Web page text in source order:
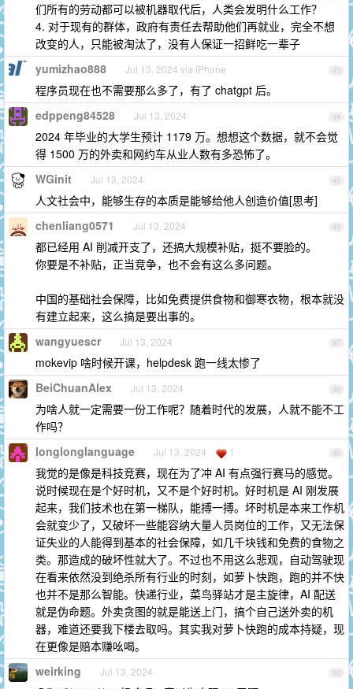
们所有的劳动都可以被机器取代后，人类会发明什么工作？
4. 对于现有的群体，政府有责任去帮助他们再就业，完全不想
改变的人，只能被淘汰了，没有人保证一招鲜吃一辈子
43
yumizhao888 Jul 13, 2024 via iPhone
程序员现在也不需要那么多了，有了 chatgpt 后。
44
edppeng84528 Jul 13, 2024
2024 年毕业的大学生预计 1179 万。想想这个数据，就不会觉
得 1500 万的外卖和网约车从业人数有多恐怖了。
45
WGinit Jul 13, 2024
人文社会中，能够生存的本质是能够给他人创造价值[思考]
46
chenliang0571 Jul 13, 2024
都已经用 AI 削减开支了，还搞大规模补贴，挺不要脸的。
你要是不补贴，正当竞争，也不会有这么多问题。
中国的基础社会保障，比如免费提供食物和御寒衣物，根本就没
有建立起来，这么搞是要出事的。
47
wangyuescr Jul 13, 2024
mokevip 啥时候开课，helpdesk 跑一线太惨了
48
BeiChuanAlex Jul 13, 2024
为啥人就一定需要一份工作呢？随着时代的发展，人就不能不工
作吗？
49
longlonglanguage Jul 13, 2024 1
我觉的是像是科技竞赛，现在为了冲 AI 有点强行赛马的感觉。
说时候现在是个好时机，又不是个好时机。好时机是 AI 刚发展
起来，我们技术也在第一梯队，能搏一搏。坏时机是本来工作机
会就变少了，又破坏一些能容纳大量人员岗位的工作，又无法保
证失业的人能得到基本的社会保障，如几千块钱和免费的食物之
类。那造成的破坏性就大了。不过也不用这么悲观，自动驾驶现
在看来依然没到绝杀所有行业的时刻，如萝卜快跑，跑的并不快
也并不是那么智能。快递行业，菜鸟驿站才是主旋律，AI 配送
就是伪命题。外卖贪图的就是能送上门，搞个自己送外卖的机
器，难道还要我下楼去取吗。其实我对萝卜快跑的成本持疑，现
在更像是赔本赚吆喝。
50
weirking Jul 13, 2024